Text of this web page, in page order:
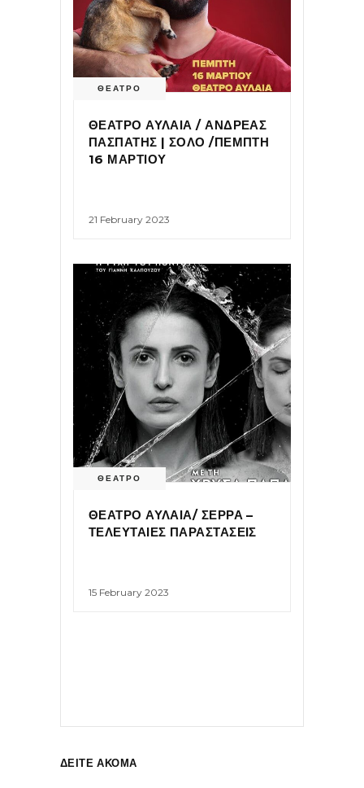
ΘΕΑΤΡΟ
ΘΕΑΤΡΟ ΑΥΛΑΙΑ / ΑΝΔΡΕΑΣ
ΠΑΣΠΑΤΗΣ | ΣΟΛΟ /ΠΕΜΠΤΗ
16 ΜΑΡΤΙΟΥ
21 February 2023
ΘΕΑΤΡΟ
ΘΕΑΤΡΟ ΑΥΛΑΙΑ/ ΣΕΡΡΑ –
ΤΕΛΕΥΤΑΙΕΣ ΠΑΡΑΣΤΑΣΕΙΣ
15 February 2023
ΔΕΙΤΕ ΑΚΟΜΑ